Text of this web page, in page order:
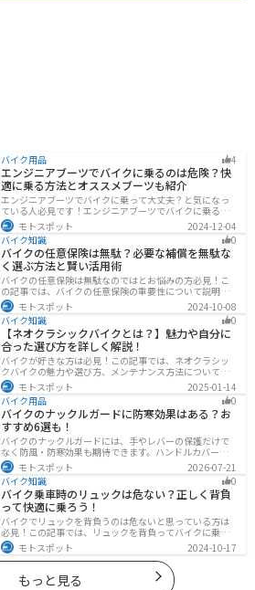
バイク用品 4
エンジニアブーツでバイクに乗るのは危険？快
適に乗る方法とオススメブーツも紹介
エンジニアブーツでバイクに乗って大丈夫？と気になっ
ている人必見です！エンジニアブーツでバイクに乗るメ
リットデメリット、おすすめのブーツまで徹底解説しま
す。ファッション性が高く、バイクに乗っている時もそ
うじゃない時もかっこよくキメたい人にオススメです。
モトスポット
2024-12-04
バイク知識
0
バイクの任意保険は無駄？必要な補償を無駄な
く選ぶ方法と賢い活用術
バイクの任意保険は無駄なのではとお悩みの方必見！こ
の記事では、バイクの任意保険の重要性について説明し
ています。実は、自賠責保険だけでは不十分な保護しか
得られず、経済的リスクも高いです。この記事を読めば、
バイクの任意保険が必要な理由がわかります。
モトスポット
2024-10-08
バイク知識
0
【ネオクラシックバイクとは？】魅力や自分に
合った選び方を詳しく解説！
バイクが好きな方は必見！この記事では、ネオクラシッ
クバイクの魅力や選び方、メンテナンス方法について解
説しています。実はネオクラシックバイクは、見た目と
機能性の両方を求める人に最適なです。この記事を読め
ば、ネオクラシックバイクの魅力が理解できます。
モトスポット
2025-01-14
バイク用品
0
バイクのナックルガードに防寒効果はある？お
すすめ6選も！
バイクのナックルガードには、手やレバーの保護だけで
なく防風・防寒効果も期待できます。ハンドルカバーと
の違いやメリット・デメリット、選び方を解説し、冬の
ツーリングにおすすめの大型ナックルガード6選を価格や
特徴とともに紹介します。
モトスポット
2026-07-21
バイク知識
0
バイク乗車時のリュックは危ない？正しく背負
って快適に乗ろう！
バイクでリュックを背負うのは危ないと思っている方は
必見！この記事では、リュックを背負ってバイクに乗る
リスクと、安全な方法を紹介しています。実は、荷物の
量や配置を工夫することで、安全にリュックを使用する
ことが可能です。この記事を読めば、バイク乗車時にリ
ュックを安全に使う方法がわかります。
モトスポット 2024-10-17
もっと見る